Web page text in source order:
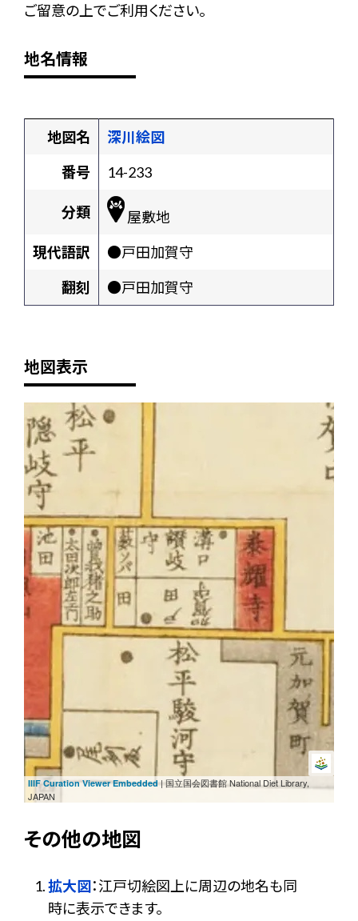
ご留意の上でご利用ください。
地名情報
地図名
深川絵図
番号
14-233
分類
屋敷地
現代語訳
●戸田加賀守
翻刻
●戸田加賀守
地図表示
+
-
IIIF Curation Viewer Embedded| 国立国会図書館 National Diet Library,
JAPAN
その他の地図
拡大図：江戸切絵図上に周辺の地名も同
時に表示できます。